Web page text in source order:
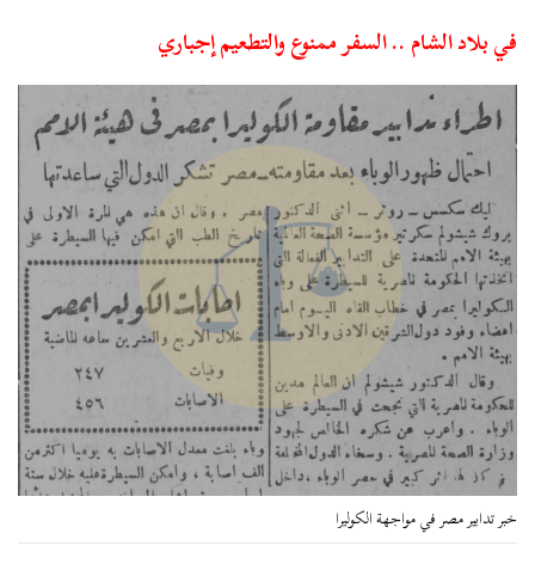
في بلاد الشام .. السفر ممنوع والتطعيم إجباري
خبر تدابير مصر في مواجهة الكوليرا